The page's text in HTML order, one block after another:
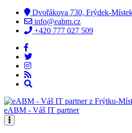
Dvořákova 730, Frýdek-
info@eabm.cz
+420 777 027 509
eABM - Váš IT partner